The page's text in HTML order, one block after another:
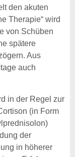
den akuten
Therapie“ wird
von Schüben
spätere
Aus
auch
in der Regel zur
(in Form
der
in höherer